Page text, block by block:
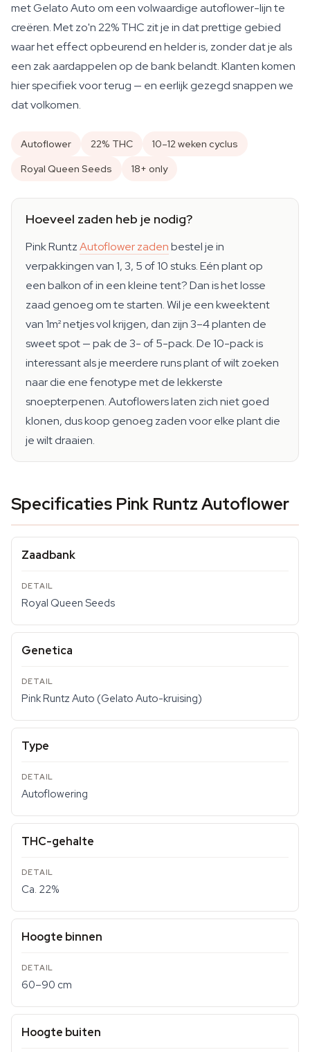
met Gelato Auto om een volwaardige autoflower-lijn te
creëren. Met zo'n 22% THC zit je in dat prettige gebied
waar het effect opbeurend en helder is, zonder dat je als
een zak aardappelen op de bank belandt. Klanten komen
hier specifiek voor terug — en eerlijk gezegd snappen we
dat volkomen.
Autoflower 22% THC
10–12 weken cyclus
Royal Queen Seeds
18+ only
Hoeveel zaden heb je nodig?
Pink RuntzAutoflower zadenbestel je in
verpakkingen van 1, 3, 5 of 10 stuks. Eén plant op
een balkon of in een kleine tent? Dan is het losse
zaad genoeg om te starten. Wil je een kweektent
van 1m² netjes vol krijgen, dan zijn 3–4 planten de
sweet spot — pak de 3- of 5-pack. De 10-pack is
interessant als je meerdere runs plant of wilt zoeken
naar die ene fenotype met de lekkerste
snoepterpenen. Autoflowers laten zich niet goed
klonen, dus koop genoeg zaden voor elke plant die
je wilt draaien.
Specificaties Pink Runtz Autoflower
Zaadbank
Royal Queen Seeds
Genetica
Pink Runtz Auto (Gelato Auto-kruising)
Type
Autoflowering
THC-gehalte
Ca. 22%
Hoogte binnen
60–90 cm
Hoogte buiten